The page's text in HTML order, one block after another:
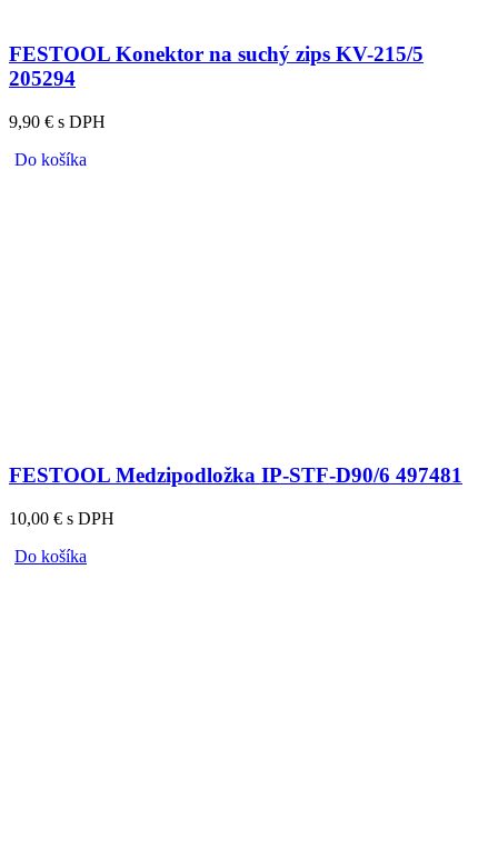
FESTOOL Konektor na suchý zips KV-215/5
205294
9,90 € s DPH
Do košíka
FESTOOL Medzipodložka IP-STF-D90/6 497481
10,00 € s DPH
Do košíka